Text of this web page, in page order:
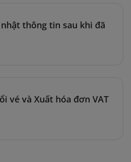
thông tin sau khi đã
vé và Xuất hóa đơn VAT